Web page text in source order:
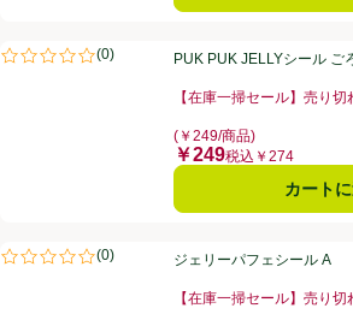
PUK PUK JELLYシール ごろねこサミットD
(0)
評価は0件のレビューで5点中0.0点。
PUK PUK JELLYシール ご
【在庫一掃セール】売り切
(￥249/商品)
価格
￥249税込￥274
カート
ジェリーパフェシール A
(0)
評価は0件のレビューで5点中0.0点。
ジェリーパフェシール A
【在庫一掃セール】売り切